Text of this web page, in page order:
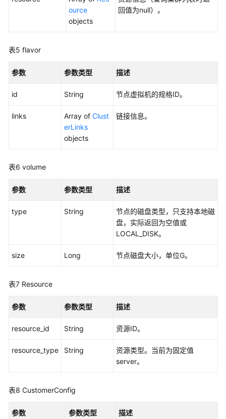
目
应
视
帮
ource
objects
回值为null）。
表5 flavor
参数 参数类型 描述
id String 节点虚拟机的规格ID。
links Array of Clust
erLinks
objects
链接信息。
表6 volume
参数 参数类型 描述
type String
节点的磁盘类型，只支持本地磁
盘，实际返回为空值或
LOCAL_DISK。
size Long 节点磁盘大小，单位G。
表7 Resource
参数 参数类型 描述
resource_id String 资源ID。
resource_type String
资源类型。当前为固定值
server。
表8 CustomerConfig
参数 参数类型 描述